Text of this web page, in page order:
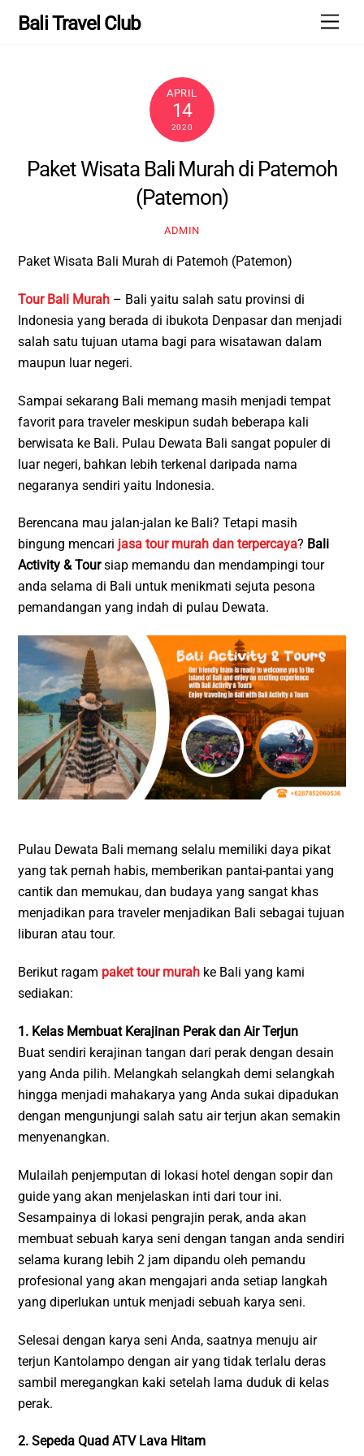
Bali Travel Club
APRIL
14
2020
Paket Wisata Bali Murah di Patemoh
(Patemon)
ADMIN
Paket Wisata Bali Murah di Patemoh (Patemon)
Tour Bali Murah – Bali yaitu salah satu provinsi di
Indonesia yang berada di ibukota Denpasar dan menjadi
salah satu tujuan utama bagi para wisatawan dalam
maupun luar negeri.
Sampai sekarang Bali memang masih menjadi tempat
favorit para traveler meskipun sudah beberapa kali
berwisata ke Bali. Pulau Dewata Bali sangat populer di
luar negeri, bahkan lebih terkenal daripada nama
negaranya sendiri yaitu Indonesia.
Berencana mau jalan-jalan ke Bali? Tetapi masih
bingung mencari jasa tour murah dan terpercaya? Bali
Activity & Toursiap memandu dan mendampingi tour
anda selama di Bali untuk menikmati sejuta pesona
pemandangan yang indah di pulau Dewata.
Pulau Dewata Bali memang selalu memiliki daya pikat
yang tak pernah habis, memberikan pantai-pantai yang
cantik dan memukau, dan budaya yang sangat khas
menjadikan para traveler menjadikan Bali sebagai tujuan
liburan atau tour.
Berikut ragam paket tour murah ke Bali yang kami
sediakan:
1. Kelas Membuat Kerajinan Perak dan Air Terjun
Buat sendiri kerajinan tangan dari perak dengan desain
yang Anda pilih. Melangkah selangkah demi selangkah
hingga menjadi mahakarya yang Anda sukai dipadukan
dengan mengunjungi salah satu air terjun akan semakin
menyenangkan.
Mulailah penjemputan di lokasi hotel dengan sopir dan
guide yang akan menjelaskan inti dari tour ini.
Sesampainya di lokasi pengrajin perak, anda akan
membuat sebuah karya seni dengan tangan anda sendiri
selama kurang lebih 2 jam dipandu oleh pemandu
profesional yang akan mengajari anda setiap langkah
yang diperlukan untuk menjadi sebuah karya seni.
Selesai dengan karya seni Anda, saatnya menuju air
terjun Kantolampo dengan air yang tidak terlalu deras
sambil meregangkan kaki setelah lama duduk di kelas
perak.
2. Sepeda Quad ATV Lava Hitam